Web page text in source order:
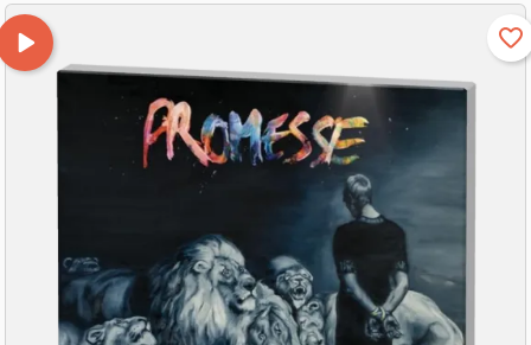
play_arrow favorite_border